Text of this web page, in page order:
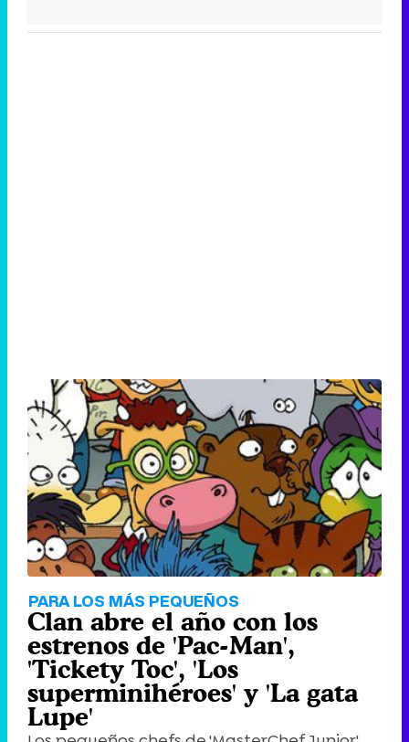
PARA LOS MÁS PEQUEÑOS
Clan abre el año con los
estrenos de 'Pac-Man',
'Tickety Toc', 'Los
superminihéroes' y 'La gata
Lupe'